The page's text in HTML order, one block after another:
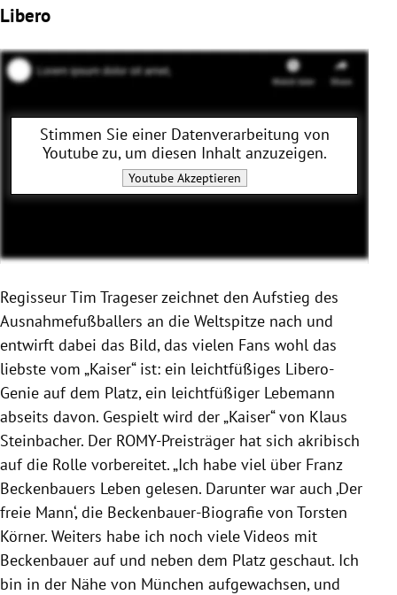
Libero
Stimmen Sie einer Datenverarbeitung von
Youtubezu, um diesen Inhalt anzuzeigen.
YoutubeAkzeptieren
Regisseur Tim Trageser zeichnet den Aufstieg des
Ausnahmefußballers an die Weltspitze nach und
entwirft dabei das Bild, das vielen Fans wohl das
liebste vom „Kaiser“ ist: ein leichtfüßiges Libero-
Genie auf dem Platz, ein leichtfüßiger Lebemann
abseits davon. Gespielt wird der „Kaiser“ von Klaus
Steinbacher. Der ROMY-Preisträger hat sich akribisch
auf die Rolle vorbereitet. „Ich habe viel über Franz
Beckenbauers Leben gelesen. Darunter war auch ‚Der
freie Mann‘, die Beckenbauer-Biografie von Torsten
Körner. Weiters habe ich noch viele Videos mit
Beckenbauer auf und neben dem Platz geschaut. Ich
bin in der Nähe von München aufgewachsen, und